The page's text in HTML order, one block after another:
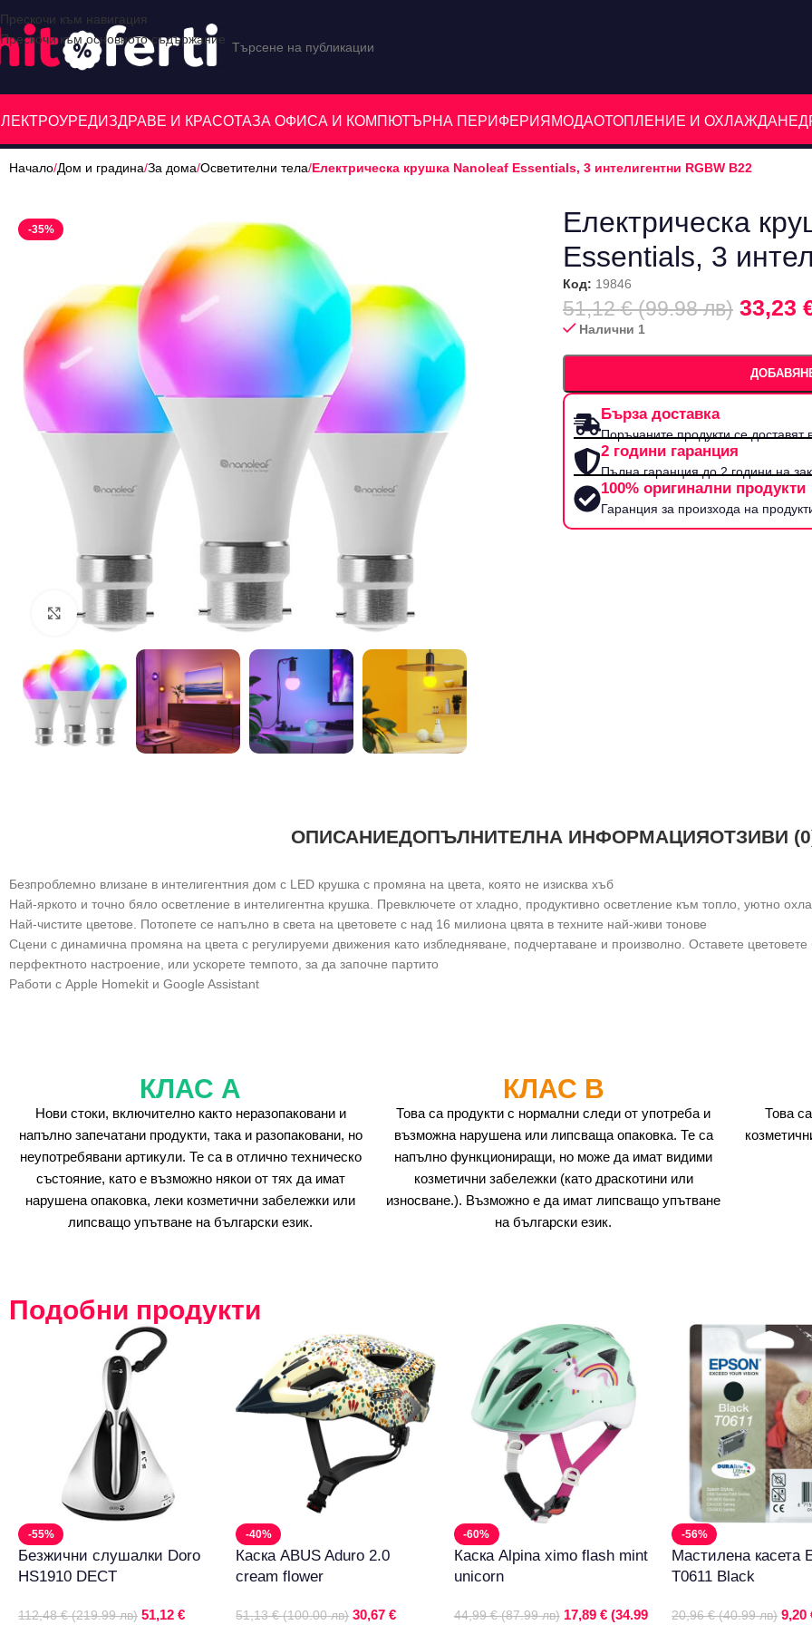
Прескочи към навигация
Прескочи към основното съдържание
ЗДРАВЕ И КРАСОТАЗА ОФИСА И КОМПЮТЪРНА ПЕРИФЕРИЯ МОДАОТОПЛЕНИЕ И ОХЛАЖДАНЕ
Начало/Дом и градина/За дома/Осветителни тела/Електрическа крушка Nanoleaf Essentials, 3 интелигентни RGBW B22
-35%
Щракнете за уголемяване
Електрическа
Essentials, 3
Код: 19846
51,12 € (99.98 лв) 33,23
Налични 1
Бърза доставка
Поръчаните продукти се доставят
2 години гаранция
Пълна гаранция до 2 години на
100% оригинални продукти
Гаранция за произхода на
ОПИСАНИЕДОПЪЛНИТЕЛНА ИНФОРМАЦИЯОТЗИВИ
Безпроблемно влизане в интелигентния дом с LED крушка с промяна на цвета, която не изисква хъб
Най-яркото и точно бяло осветление в интелигентна крушка. Превключете от хладно, продуктивно осветление към топло, уютно
Най-чистите цветове. Потопете се напълно в света на цветовете с над 16 милиона цвята в техните най-живи тонове
Сцени с динамична промяна на цвета с регулируеми движения като избледняване, подчертаване и произволно. Оставете цветовете
перфектното настроение, или ускорете темпото, за да започне партито
Работи с Apple Homekit и Google Assistant
КЛАС А
Нови стоки, включително както неразопаковани и
напълно запечатани продукти, така и разопаковани, но
неупотребявани артикули. Те са в отлично техническо
състояние, като е възможно някои от тях да имат
нарушена опаковка, леки козметични забележки или
липсващо упътване на български език.
КЛАС B
Това са продукти с нормални следи от употреба и
възможна нарушена или липсваща опаковка. Те са
напълно функциониращи, но може да имат видими
козметични забележки (като драскотини или
износване.). Възможно е да имат липсващо упътване
на български език.
Това
Подобни продукти
-55%
Безжични слушалки Doro
HS1910 DECT
112,48 € (219.99 лв) 51,12 €
-40%
Каска ABUS Aduro 2.0
cream flower
51,13 € (100.00 лв) 30,67 €
-60%
Каска Alpina ximo flash mint
unicorn
44,99 € (87.99 лв) 17,89 € (34.99
-56%
Мастилена касета
T0611 Black
20,96 € (40.99 лв) 9,20